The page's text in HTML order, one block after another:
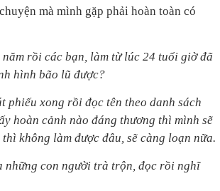
mà mình gặp phải hoàn toàn có
rồi các bạn, làm từ lúc 24 tuổi giờ đã
hình bão lũ được?
phiếu xong rồi đọc tên theo danh sách
hoàn cảnh nào đáng thương thì mình sẽ
không làm được đâu, sẽ càng loạn nữa.
những con người trà trộn, đọc rồi nghĩ